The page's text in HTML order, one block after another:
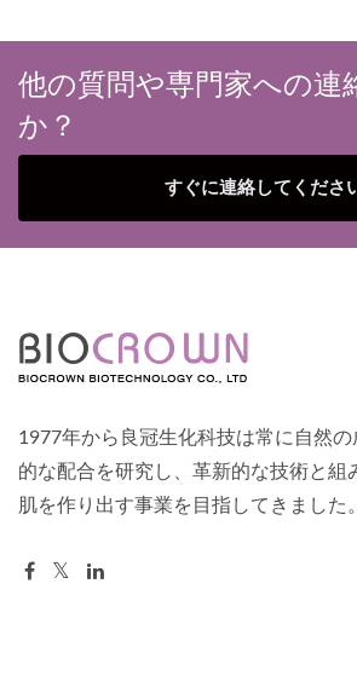
他の質問や専門家への連
か？
すぐに連絡してくださ
1977年から良冠生化科技は常に自然
的な配合を研究し、革新的な技術と組
肌を作り出す事業を目指してきました。